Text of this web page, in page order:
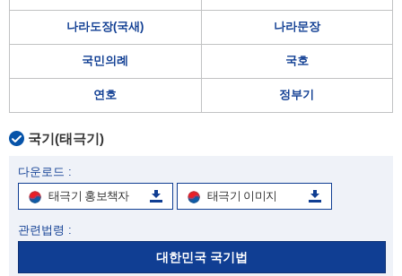
나라도장(국새) 나라문장
국민의례 국호
연호 정부기
국기(태극기)
다운로드 :
태극기 홍보책자
태극기 이미지
관련법령 :
대한민국 국기법